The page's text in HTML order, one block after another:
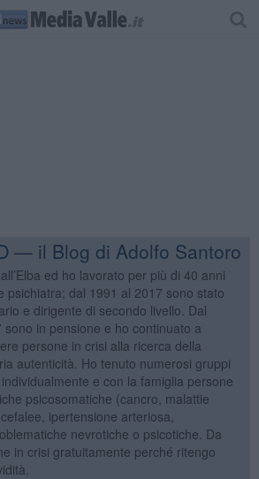
— il Blog di Adolfo Santoro
ed ho lavorato per più di 40 anni
psichiatra; dal 1991 al 2017 sono stato
e dirigente di secondo livello. Dal
sono in pensione e ho continuato a
persone in crisi alla ricerca della
autenticità. Ho tenuto numerosi gruppi
e con la famiglia persone
psicosomatiche (cancro, malattie
ipertensione arteriosa,
nevrotiche o psicotiche. Da
in crisi gratuitamente perché ritengo